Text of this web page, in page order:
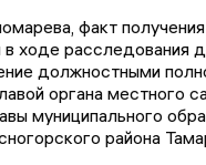
факт
ходе расследования
должностными
органа местного
муниципального
района